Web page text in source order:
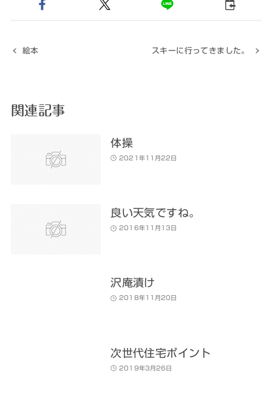
絵本 スキーに行ってきました。
関連記事
体操
2021年11月22日
良い天気ですね。
2016年11月13日
沢庵漬け
2018年11月20日
次世代住宅ポイント
2019年3月26日